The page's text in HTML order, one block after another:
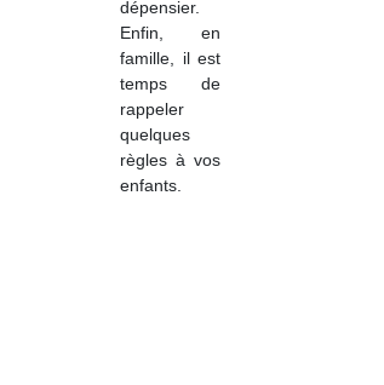
dépensier.
Enfin, en
famille, il est
temps de
rappeler
quelques
règles à vos
enfants.